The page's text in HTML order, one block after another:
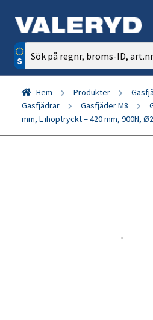
Sök
efter:
Hem Produkter
Gasfjädrar
Gasfjäder M8
mm, L ihoptryckt = 420 mm, 900N,